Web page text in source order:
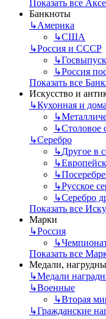
Показать все
Банкноты
↳Америка
↳США
↳Россия и СССР
↳
↳Россия
Показать все
Искусство и
↳Кухонная и
↳
↳Столовое
↳Серебро
↳Другое в
↳
↳
↳Русское
↳Серебро
Показать все
Марки
↳Россия
↳
Показать все
Медали,
↳Mедали
↳Военные
↳Вторая
↳Гражданские